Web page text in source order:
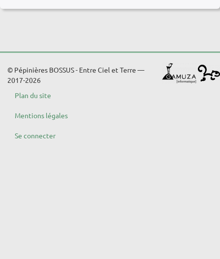
© Pépinières BOSSUS - Entre Ciel et Terre —
2017-2026
Plan du site
Mentions légales
Se connecter